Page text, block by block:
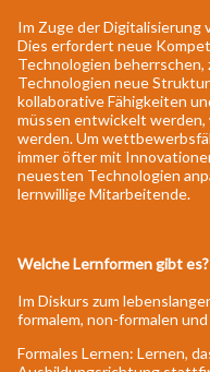
Im Zuge der
Dies erfordert neue
Technologien beherrschen,
Technologien neue
kollaborative Fähigkeiten
müssen entwickelt werden,
werden. Um
immer öfter mit
neuesten Technologien
lernwillige Mitarbeitende.
Welche Lernformen gibt es?
Im Diskurs zum
formalem, non-formalen
Formales Lernen: Lernen,